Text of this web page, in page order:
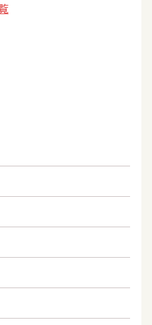
かりゆし特別編実施